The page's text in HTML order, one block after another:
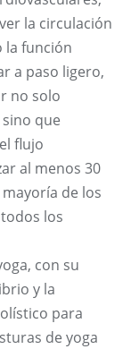
la circulación
la función
a paso ligero,
no solo
que
flujo
al menos 30
de los
los
con su
y la
para
de yoga